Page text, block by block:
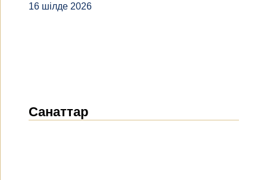
16 шілде 2026
Санаттар